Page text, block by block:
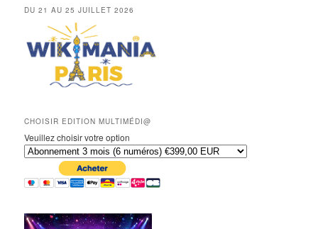
DU 21 AU 25 JUILLET 2026
CHOISIR EDITION MULTIMÉDI@
Veuillez choisir votre option